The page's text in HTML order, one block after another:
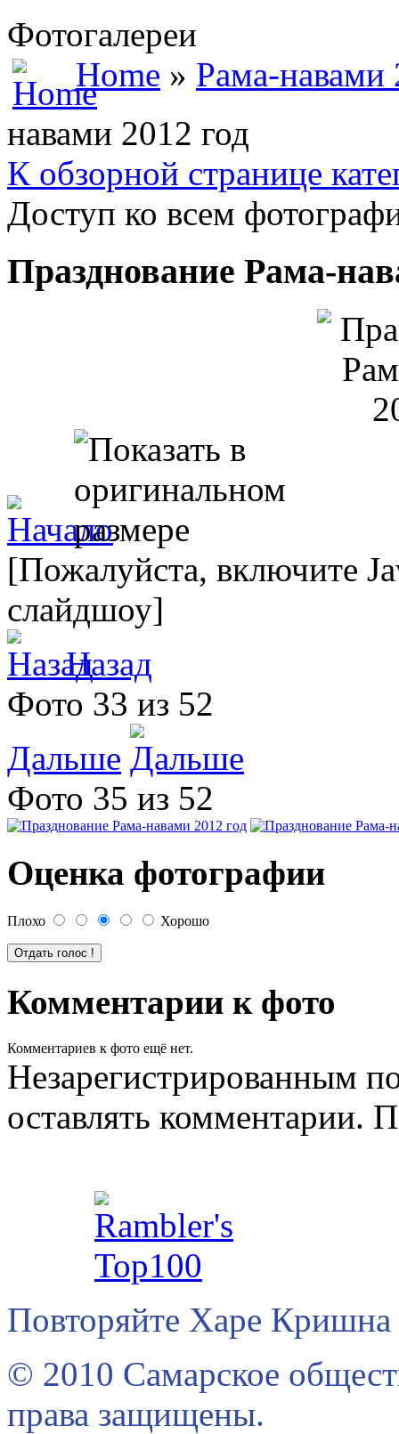
Фотогалереи
Home » Рама-навами
навами 2012 год
К обзорной странице
Доступ ко всем
Празднование Рама-
[Пожалуйста, включите
слайдшоу]
Назад
Фото 33 из 52
Дальше
Фото 35 из 52
Оценка фотографии
Плохо Хорошо
Комментарии к фото
Комментариев к фото ещё нет.
Незарегистрированным
оставлять комментарии.
Повторяйте Харе Кришна
© 2010 Самарское
права защищены.